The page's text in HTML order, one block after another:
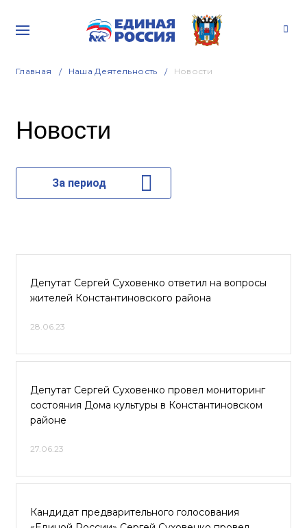
Главная Наша Деятельность Новости
Новости
За период
Депутат Сергей Суховенко ответил на вопросы
жителей Константиновского района
28.06.23
Депутат Сергей Суховенко провел мониторинг
состояния Дома культуры в Константиновском
районе
27.06.23
Кандидат предварительного голосования